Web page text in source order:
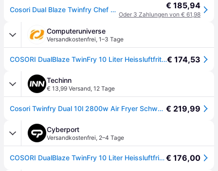
Cosori Dual Blaze Twinfry Chef Edition, Heißluftfritteuse, 10 l, 35 °C, 240 °C, Doppel, Dunkles Grau, Roségold € 185,94
Oder 3 Zahlungen von € 61,98
Computeruniverse
Versandkostenfrei, 1–3 Tage
COSORI DualBlaze TwinFry 10 Liter Heissluftfritteuse CAF-TF101S-AEUR schwarz - Schwarz€ 174,53
Techinn
€ 13,99 Versand, 12 Tage
Cosori Twinfry Dual 10l 2800w Air Fryer Schwarz 10 Liters / EU Plug 220V € 219,99
Cyberport
Versandkostenfrei, 2–4 Tage
COSORI DualBlaze TwinFry 10 Liter Heissluftfritteuse CAF-TF101S-AEUR schwarz - Schwarz€ 176,00